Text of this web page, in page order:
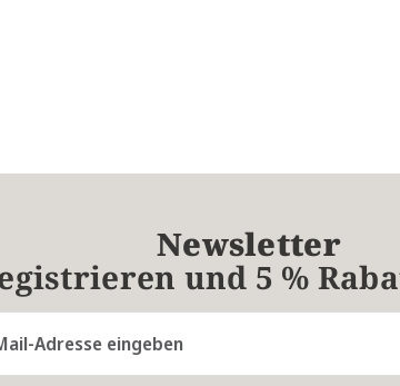
Newsletter
und 5 %